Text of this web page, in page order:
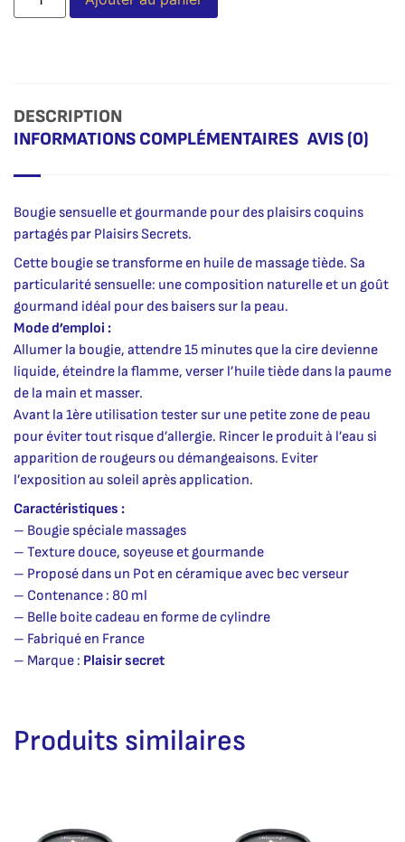
DESCRIPTION
INFORMATIONS COMPLÉMENTAIRES AVIS (0)
Bougie sensuelle et gourmande pour des plaisirs coquins
partagés par Plaisirs Secrets.
Cette bougie se transforme en huile de massage tiède. Sa
particularité sensuelle: une composition naturelle et un goût
gourmand idéal pour des baisers sur la peau.
Mode d’emploi :
Allumer la bougie, attendre 15 minutes que la cire devienne
liquide, éteindre la flamme, verser l’huile tiède dans la paume
de la main et masser.
Avant la 1ère utilisation tester sur une petite zone de peau
pour éviter tout risque d’allergie. Rincer le produit à l’eau si
apparition de rougeurs ou démangeaisons. Eviter
l’exposition au soleil après application.
Caractéristiques :
– Bougie spéciale massages
– Texture douce, soyeuse et gourmande
– Proposé dans un Pot en céramique avec bec verseur
– Contenance : 80 ml
– Belle boite cadeau en forme de cylindre
– Fabriqué en France
– Marque : Plaisir secret
Produits similaires